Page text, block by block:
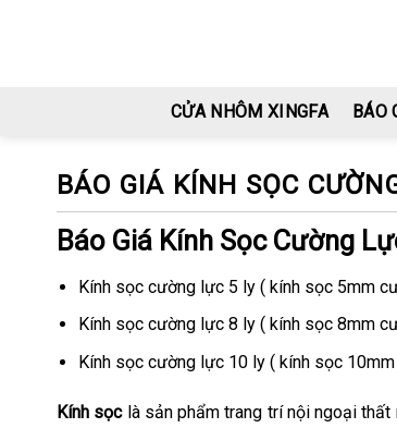
CỬA NHÔM XINGFA BÁO
BÁO GIÁ KÍNH SỌC
Báo Giá Kính Sọc Cường
Kính sọc cường lực 5 ly ( kính sọc 5mm
Kính sọc cường lực 8 ly ( kính sọc 8mm
Kính sọc cường lực 10 ly ( kính sọc
Kính sọclà sản phẩm trang trí nội ngoại thất